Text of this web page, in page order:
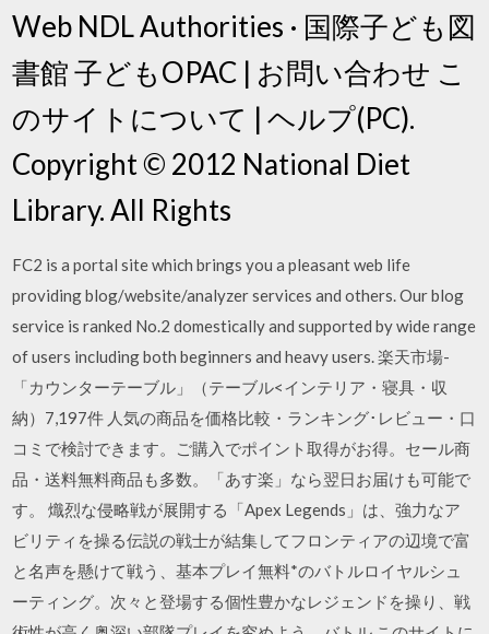
Web NDL Authorities · 国際子ども図
書館 子どもOPAC | お問い合わせ こ
のサイトについて | ヘルプ(PC).
Copyright © 2012 National Diet
Library. All Rights
FC2 is a portal site which brings you a pleasant web life
providing blog/website/analyzer services and others. Our blog
service is ranked No.2 domestically and supported by wide range
of users including both beginners and heavy users. 楽天市場-
「カウンターテーブル」（テーブル<インテリア・寝具・収
納）7,197件 人気の商品を価格比較・ランキング･レビュー・口
コミで検討できます。ご購入でポイント取得がお得。セール商
品・送料無料商品も多数。「あす楽」なら翌日お届けも可能で
す。 熾烈な侵略戦が展開する「Apex Legends」は、強力なア
ビリティを操る伝説の戦士が結集してフロンティアの辺境で富
と名声を懸けて戦う、基本プレイ無料*のバトルロイヤルシュ
ーティング。次々と登場する個性豊かなレジェンドを操り、戦